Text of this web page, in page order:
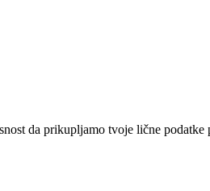
da prikupljamo tvoje lične